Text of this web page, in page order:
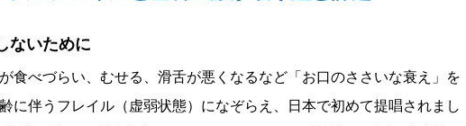
ないために
食べづらい、むせる、滑舌が悪くなるなど「お口のささいな衰え」を
に伴うフレイル（虚弱状態）になぞらえ、日本で初めて提唱されまし